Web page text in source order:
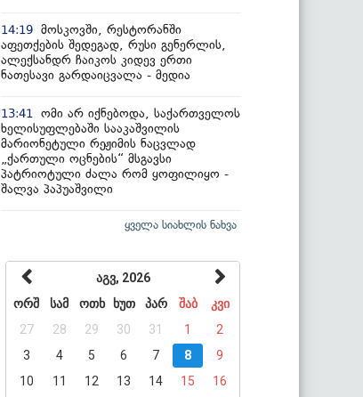
14:19 მოსკოვში, რესტორანში
აფეთქების შედეგად, რუსი გენერლის,
ალექსანდრ ჩაიკოს კიდევ ერთი
ნათესავი გარდაიცვალა - მედია
13:41
ომი არ იქნებოდა, საქართველოს
ხელისუფლებაში სააკაშვილის
მარიონეტული რეჟიმის ნაცვლად
„ქართული ოცნების“ მსგავსი
პატრიოტული ძალა რომ ყოფილიყო -
შალვა პაპუაშვილი
ყველა სიახლის ნახვა
აგვ, 2026
ორშ
სამ ოთხ ხუთ პარ შაბ
კვი
27
28 29 30 31 1
2
3
4 5 6 7 8
9
10
11 12 13 14 15
16